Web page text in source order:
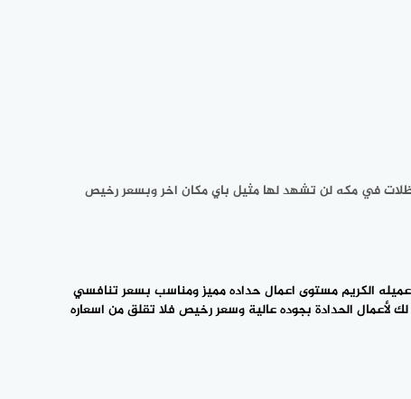
جميع المنشآت التي تحتاج الى تركيب ‎مظلات لها معلم حداد مكه هو اختيارك الأفضل لتركيب المظلات حيث ‎انه يقدم لك جودة تركيب مظلات في مكه لن تشهد لها مثيل باي مكان ‎اخر وبسعر رخيص
مع معلم حداد مكه ‎عميلنا الفاضل سوف تحصل على اعمال حداده ذات جودة ممتازة ‎وعالية للغاية بسعر يناسبك، دائما يحرص على ان ينال عميله الكريم ‎مستوى اعمال حداده مميز ومناسب بسعر تنافسي
ورخيص، يقدم لك ‎تسهيلات كبيرة ومميزات رائعة من خلالها تحصل على جودة صيانة ‎حداده وتركيبها ممتازة، معلم حداد مكه هو افضل خيار لك لأعمال ‎الحدادة بجوده عالية وسعر رخيص فلا تقلق من اسعاره